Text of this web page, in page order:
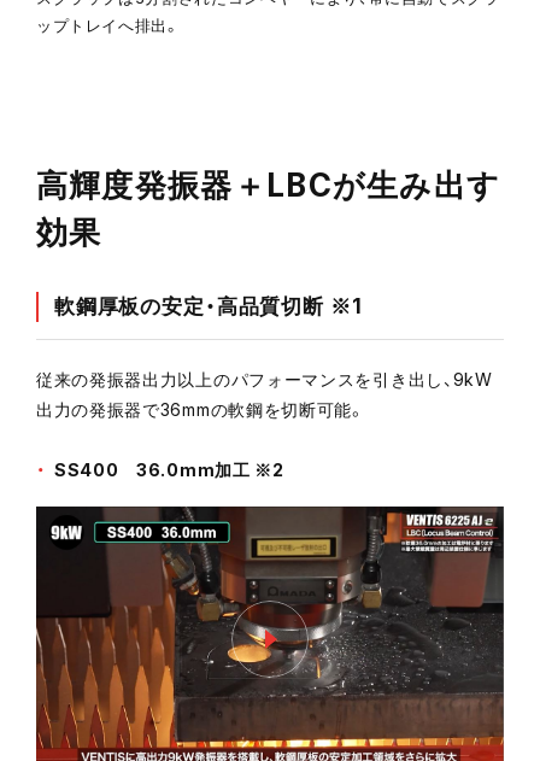
ップトレイへ排出。
高輝度発振器＋LBCが生み出す
効果
軟鋼厚板の安定・高品質切断 ※1
従来の発振器出力以上のパフォーマンスを引き出し、9kW
出力の発振器で36mmの軟鋼を切断可能。
SS400 36.0mm加工 ※2